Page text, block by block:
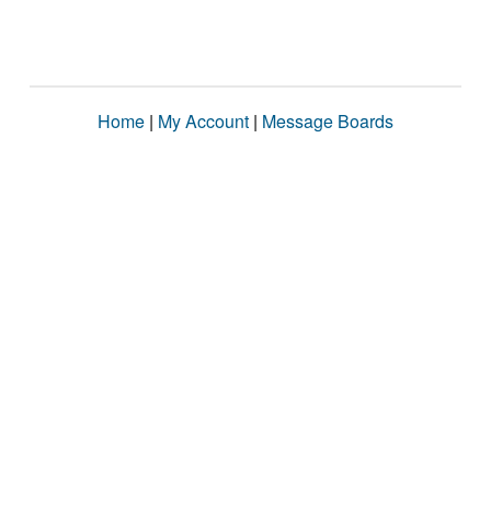
Home | My Account | Message Boards